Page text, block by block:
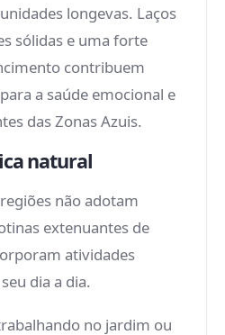
longevas. Laços
sólidas e uma forte
contribuem
a saúde emocional e
das Zonas Azuis.
natural
não adotam
extenuantes de
atividades
dia a dia.
no jardim ou